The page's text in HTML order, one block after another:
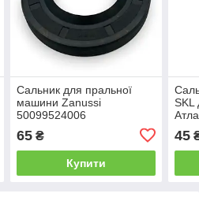
Сальник для пральної
машини Zanussi
50099524006
65₴
Купити
SKL
45